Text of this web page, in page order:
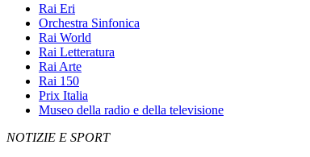
Rai Eri
Orchestra Sinfonica
Rai World
Rai Letteratura
Rai Arte
Rai 150
Prix Italia
Museo della radio e della televisione
NOTIZIE E SPORT